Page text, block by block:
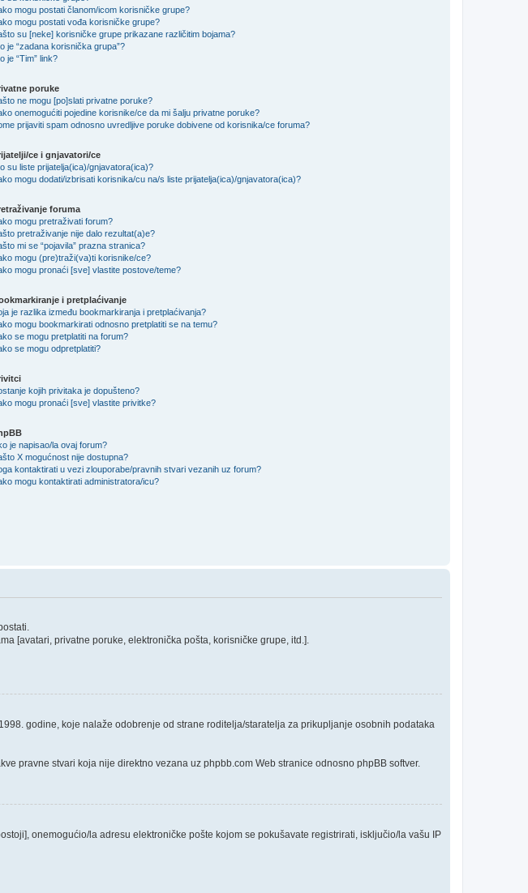
mogu postati članom/icom korisničke grupe?
mogu postati vođa korisničke grupe?
su [neke] korisničke grupe prikazane različitim bojama?
je “zadana korisnička grupa”?
je “Tim” link?
poruke
ne mogu [po]slati privatne poruke?
onemogućiti pojedine korisnike/ce da mi šalju privatne poruke?
prijaviti spam odnosno uvredljive poruke dobivene od korisnika/ce foruma?
ce i gnjavatori/ce
su liste prijatelja(ica)/gnjavatora(ica)?
mogu dodati/izbrisati korisnika/cu na/s liste prijatelja(ica)/gnjavatora(ica)?
foruma
mogu pretraživati forum?
pretraživanje nije dalo rezultat(a)e?
mi se “pojavila” prazna stranica?
mogu (pre)traži(va)ti korisnike/ce?
mogu pronaći [sve] vlastite postove/teme?
i pretplaćivanje
je razlika između bookmarkiranja i pretplaćivanja?
mogu bookmarkirati odnosno pretplatiti se na temu?
se mogu pretplatiti na forum?
se mogu odpretplatiti?
kojih privitaka je dopušteno?
mogu pronaći [sve] vlastite privitke?
je napisao/la ovaj forum?
X mogućnost nije dostupna?
kontaktirati u vezi zlouporabe/pravnih stvari vezanih uz forum?
mogu kontaktirati administratora/icu?
[avatari, privatne poruke, elektronička pošta, korisničke grupe, itd.].
godine, koje nalaže odobrenje od strane roditelja/staratelja za prikupljanje osobnih podataka
pravne stvari koja nije direktno vezana uz phpbb.com Web stranice odnosno phpBB softver.
onemogućio/la adresu elektroničke pošte kojom se pokušavate registrirati, isključio/la vašu IP